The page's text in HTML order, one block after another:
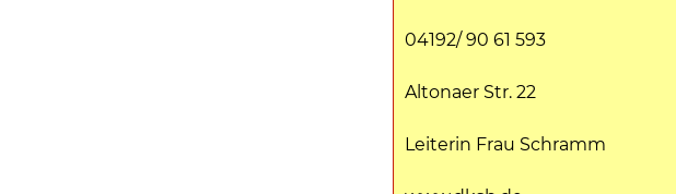
04192/ 90 61 593
Altonaer Str. 22
Leiterin Frau Schramm